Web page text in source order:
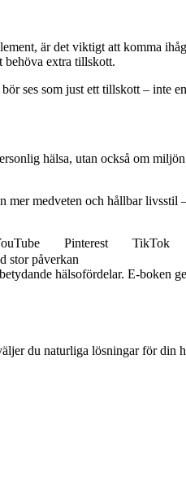
är det viktigt att komma
behöva extra tillskott.
ses som just ett tillskott – inte
hälsa, utan också om
medveten och hållbar livsstil
Pinterest TikTok
stor påverkan
hälsofördelar. E-boken
du naturliga lösningar för din